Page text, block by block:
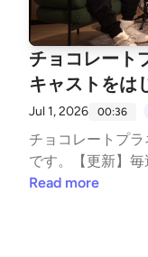
チョコレート
キャストをは
Jul 1, 2026 00:36
チョコレートプ
です。【更新】
Read more